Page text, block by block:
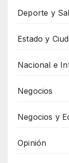
Deporte y
Estado y
Nacional e
Negocios
Negocios y
Opinión